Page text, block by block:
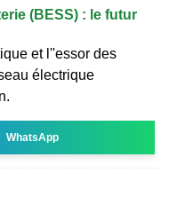
(BESS) : le futur
et l''essor des
électrique
WhatsApp